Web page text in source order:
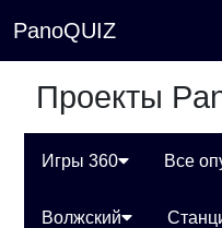
PanoQUIZ
Проекты
Игры 360 Все
Волжский